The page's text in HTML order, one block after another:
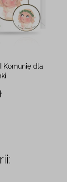
Komunię dla